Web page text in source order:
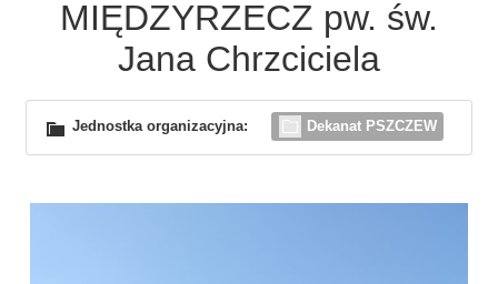
MIĘDZYRZECZ pw. św.
Jana Chrzciciela
Jednostka organizacyjna: Dekanat PSZCZEW